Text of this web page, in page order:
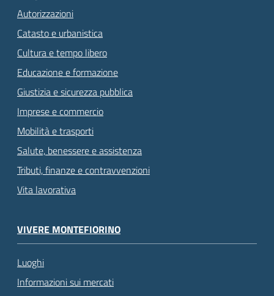
Autorizzazioni
Catasto e urbanistica
Cultura e tempo libero
Educazione e formazione
Giustizia e sicurezza pubblica
Imprese e commercio
Mobilità e trasporti
Salute, benessere e assistenza
Tributi, finanze e contravvenzioni
Vita lavorativa
VIVERE MONTEFIORINO
Luoghi
Informazioni sui mercati